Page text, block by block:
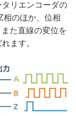
リエンコーダの
相のほか、位相
た直線の変位を
ます。